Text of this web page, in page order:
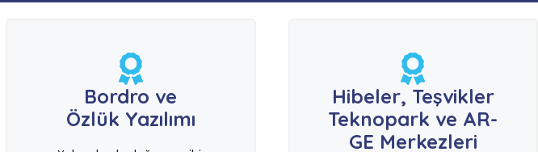
Bordro ve
Özlük Yazılımı
Hibeler, Teşvikler
Teknopark ve AR-
GE Merkezleri